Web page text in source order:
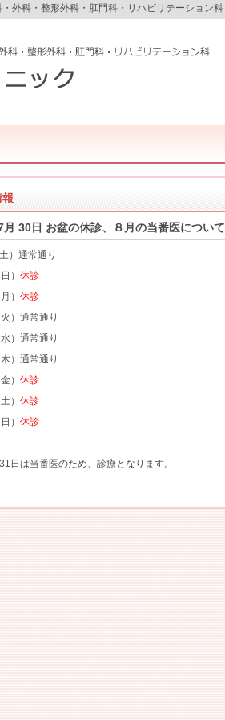
外科・整形外科・肛門科・リハビリテーション科
30日 お盆の休診、８月の当番医について
）通常通り
） 休診
） 休診
）通常通り
）通常通り
）通常通り
） 休診
） 休診
） 休診
31 日は当番医のため、診療となります。